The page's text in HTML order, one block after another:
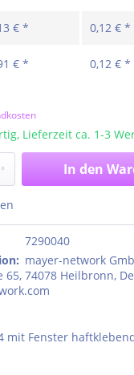
€ * 0,12 € *
€ * 0,12 € *
Lieferzeit ca. 1-3
In den
7290040
: mayer-network
65, 74078 Heilbronn,
mit Fenster